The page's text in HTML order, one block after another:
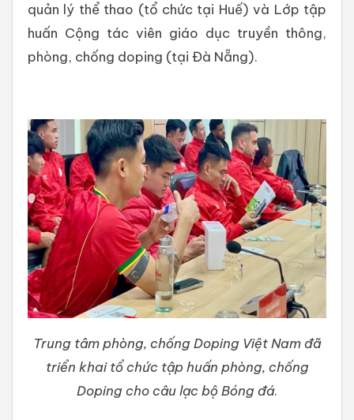
quản lý thể thao (tổ chức tại Huế) và Lớp tập
huấn Cộng tác viên giáo dục truyền thông,
phòng, chống doping (tại Đà Nẵng).
Trung tâm phòng, chống Doping Việt Nam đã
triển khai tổ chức tập huấn phòng, chống
Doping cho câu lạc bộ Bóng đá.